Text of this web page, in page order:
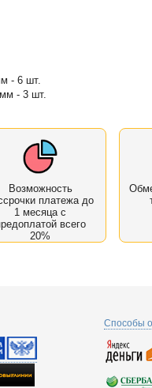
- 6 шт.
- 3 шт.
Возможность
платежа до
1 месяца с
всего
20%
Способы